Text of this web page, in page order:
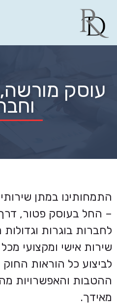
עוסק
התמחותינו במתן
– החל בעוסק פטור, דרך
לחברות בוגרות
שירות אישי ומקצועי
לביצוע כל הוראות
ההטבות והאפשרויות
מאידך.